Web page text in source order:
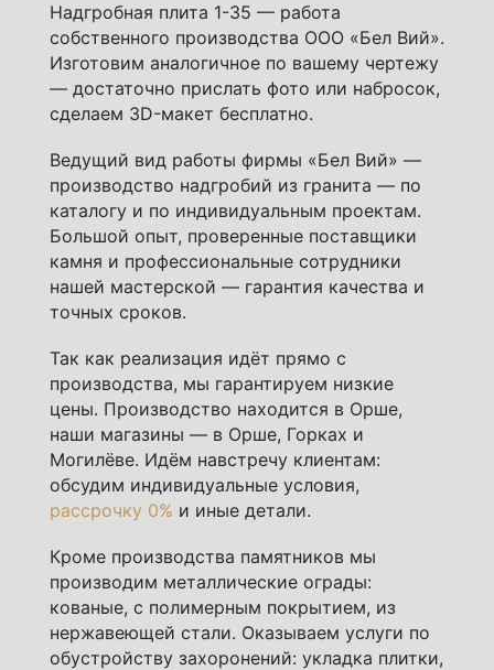
Надгробная плита 1-35 — работа
собственного производства ООО «Бел Вий».
Изготовим аналогичное по вашему чертежу
— достаточно прислать фото или набросок,
сделаем 3D-макет бесплатно.
Ведущий вид работы фирмы «Бел Вий» —
производство надгробий из гранита — по
каталогу и по индивидуальным проектам.
Большой опыт, проверенные поставщики
камня и профессиональные сотрудники
нашей мастерской — гарантия качества и
точных сроков.
Так как реализация идёт прямо с
производства, мы гарантируем низкие
цены. Производство находится в Орше,
наши магазины — в Орше, Горках и
Могилёве. Идём навстречу клиентам:
обсудим индивидуальные условия,
рассрочку 0% и иные детали.
Кроме производства памятников мы
производим металлические ограды:
кованые, с полимерным покрытием, из
нержавеющей стали. Оказываем услуги по
обустройству захоронений: укладка плитки,